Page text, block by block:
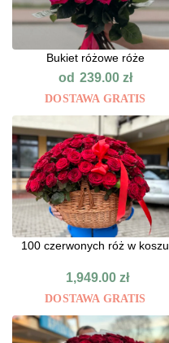
Bukiet różowe róże
od 239.00 zł
DOSTAWA GRATIS
100 czerwonych róż w koszu
1,949.00zł
DOSTAWA GRATIS